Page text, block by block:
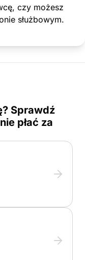
czy możesz
służbowym.
Sprawdź
płać za